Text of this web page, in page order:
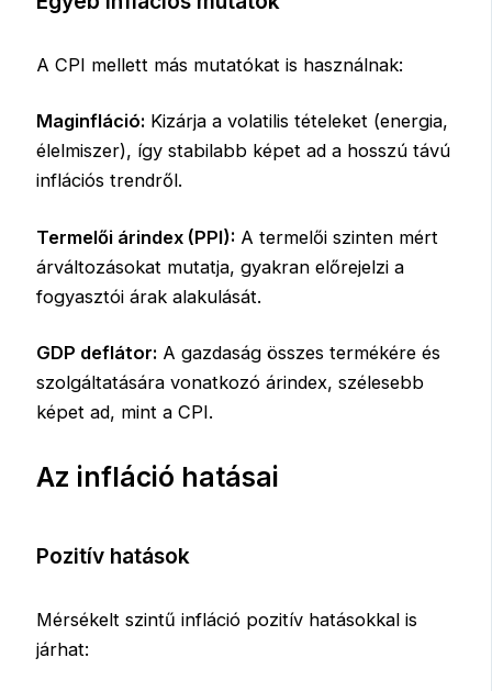
A CPI mellett más mutatókat is használnak:
Maginfláció: Kizárja a volatilis tételeket (energia,
élelmiszer), így stabilabb képet ad a hosszú távú
inflációs trendről.
Termelői árindex (PPI): A termelői szinten mért
árváltozásokat mutatja, gyakran előrejelzi a
fogyasztói árak alakulását.
GDP deflátor: A gazdaság összes termékére és
szolgáltatására vonatkozó árindex, szélesebb
képet ad, mint a CPI.
Az infláció hatásai
Pozitív hatások
Mérsékelt szintű infláció pozitív hatásokkal is
járhat: